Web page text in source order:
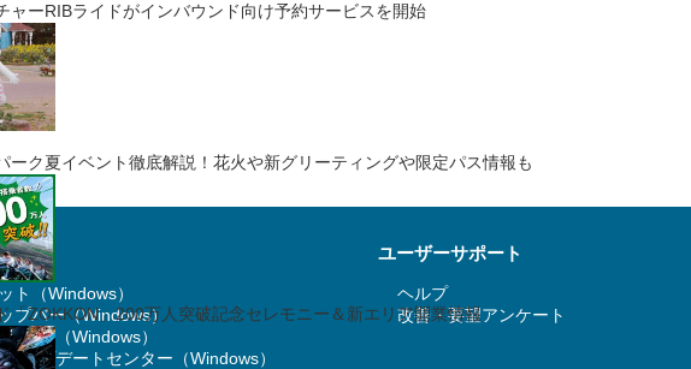
ャーRIBライドがインバウンド向け予約サービスを開始
ーク夏イベント徹底解説！花火や新グリーティングや限定パス情報も
「ZOKKON」200万人突破記念セレモニー＆新エリア開業情報
ト（Windows）
プバー（Windows）
プリ（Windows）
ップデートセンター（Windows）
ユーザーサポート
ヘルプ
改善・要望アンケート